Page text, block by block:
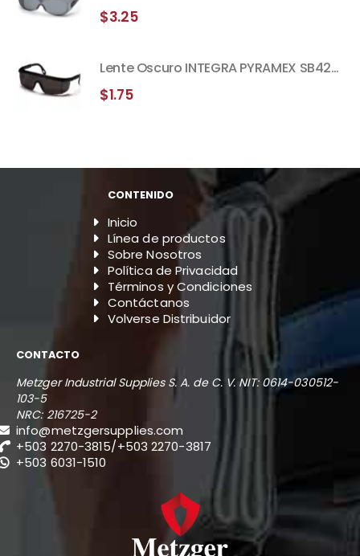
$3.25
Lente Oscuro INTEGRA PYRAMEX SB420S
$1.75
CONTENIDO
Inicio
Línea de productos
Sobre Nosotros
Política de Privacidad
Términos y Condiciones
Contáctanos
Volverse Distribuidor
CONTACTO
Metzger Industrial Supplies S. A. de C. V. NIT: 0614-030512-
103-5
NRC: 216725-2
info@metzgersupplies.com
+503 2270-3815/+503 2270-3817
+503 6031-1510